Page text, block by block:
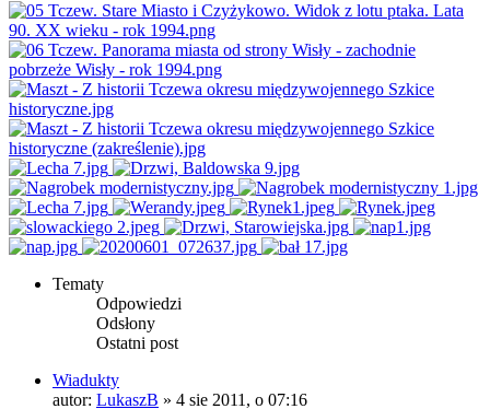
Tematy
Odpowiedzi
Odsłony
Ostatni post
Wiadukty
autor: LukaszB » 4 sie 2011, o 07:16